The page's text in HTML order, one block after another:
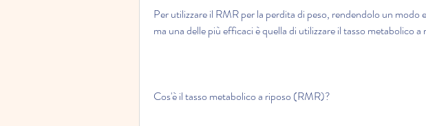
Per utilizzare il RMR per la perdita di peso, rendendolo un modo
ma una delle più efficaci è quella di utilizzare il tasso metabolico
Cos'è il tasso metabolico a riposo (RMR)?